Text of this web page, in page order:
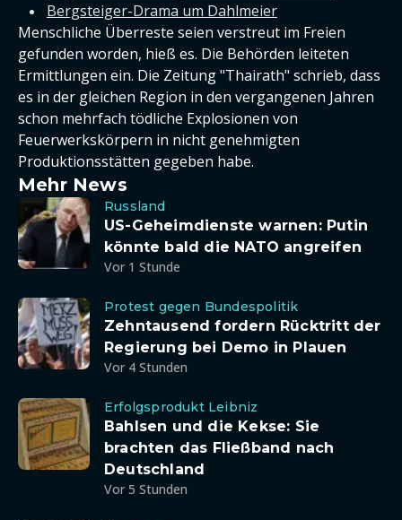
Bergsteiger-Drama um Dahlmeier
Menschliche Überreste seien verstreut im Freien
gefunden worden, hieß es. Die Behörden leiteten
Ermittlungen ein. Die Zeitung "Thairath" schrieb, dass
es in der gleichen Region in den vergangenen Jahren
schon mehrfach tödliche Explosionen von
Feuerwerkskörpern in nicht genehmigten
Produktionsstätten gegeben habe.
Mehr News
Russland
US-Geheimdienste warnen: Putin
könnte bald die NATO angreifen
Vor 1 Stunde
Protest gegen Bundespolitik
Zehntausend fordern Rücktritt der
Regierung bei Demo in Plauen
Vor 4 Stunden
Erfolgsprodukt Leibniz
Bahlsen und die Kekse: Sie
brachten das Fließband nach
Deutschland
Vor 5 Stunden